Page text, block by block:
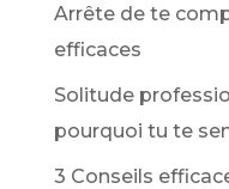
Arrête de te
efficaces
Solitude
pourquoi tu te
3 Conseils